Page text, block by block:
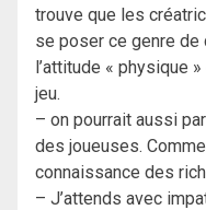
trouve que les
se poser ce genre de
l’attitude « physique
jeu.
– on pourrait aussi
des joueuses.
connaissance des
– J’attends avec